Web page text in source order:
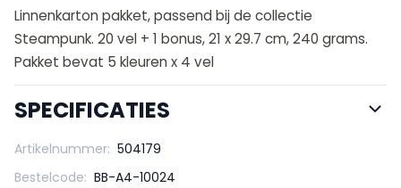
Linnenkarton pakket, passend bij de collectie
Steampunk. 20 vel + 1 bonus, 21 x 29.7 cm, 240 grams.
Pakket bevat 5 kleuren x 4 vel
SPECIFICATIES
Artikelnummer: 504179
Bestelcode: BB-A4-10024